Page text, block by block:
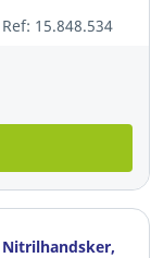
Ref: 15.848.534
Nitrilhandsker,